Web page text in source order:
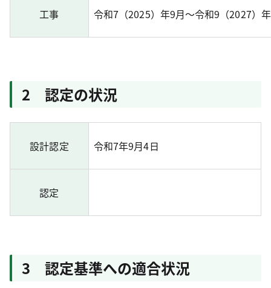
工事 令和7（2025）年9月～令和9（2027）
2 認定の状況
設計認定 令和7年9月4日
認定
3 認定基準への適合状況